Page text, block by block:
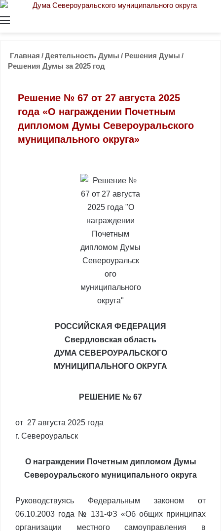
Главная /Деятельность Думы / Решения Думы /
Решения Думы за 2025 год
Решение № 67 от 27 августа 2025
года «О награждении Почетным
дипломом Думы Североуральского
муниципального округа»
РОССИЙСКАЯ ФЕДЕРАЦИЯ
Свердловская область
ДУМА СЕВЕРОУРАЛЬСКОГО
МУНИЦИПАЛЬНОГО ОКРУГА
РЕШЕНИЕ № 67
от 27 августа 2025 года
г. Североуральск
О награждении Почетным дипломом Думы
Североуральского муниципального округа
Руководствуясь Федеральным законом от
06.10.2003 года № 131-ФЗ «Об общих принципах
организации местного самоуправления в